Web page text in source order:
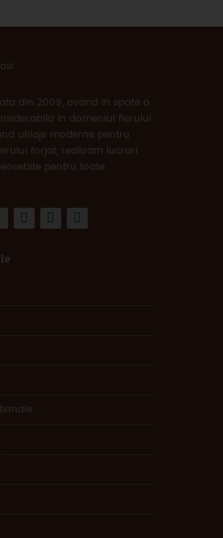
din 2009, avand in spate o
in domeniul fierului
utilaje moderne pentru
forjat, realizam lucrari
pentru toate